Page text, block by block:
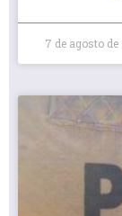
7 de agosto de